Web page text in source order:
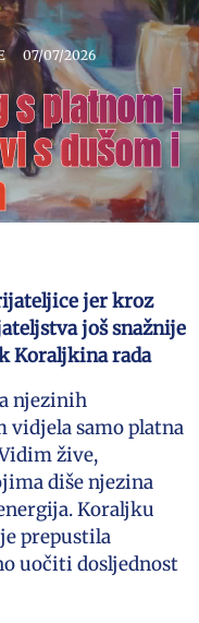
07/07/2026
s platnom i
s dušom i
jer kroz
još snažnije
Koraljkina rada
njezinih
vidjela samo platna
žive,
diše njezina
Koraljku
prepustila
uočiti dosljednost